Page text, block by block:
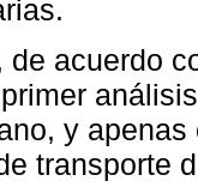
de acuerdo
y
transporte